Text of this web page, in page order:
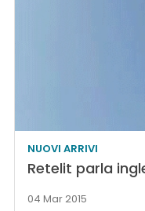
NUOVI ARRIVI
Retelit parla
04 Mar 2015